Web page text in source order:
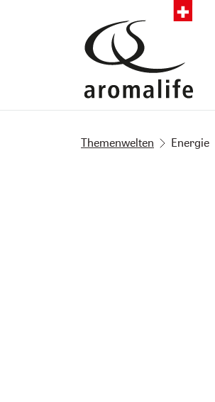
Themenwelten Energie